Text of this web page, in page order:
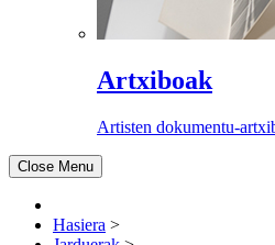
Artxiboak
Artisten dokumentu-
Close Menu
Hasiera >